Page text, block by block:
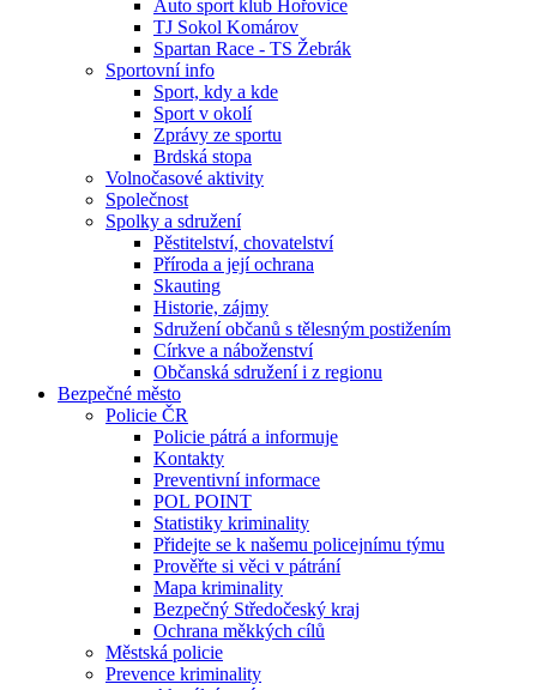
Auto sport klub Hořovice
TJ Sokol Komárov
Spartan Race - TS Žebrák
Sportovní info
Sport, kdy a kde
Sport v okolí
Zprávy ze sportu
Brdská stopa
Volnočasové aktivity
Společnost
Spolky a sdružení
Pěstitelství, chovatelství
Příroda a její ochrana
Skauting
Historie, zájmy
Sdružení občanů s tělesným postižením
Církve a náboženství
Občanská sdružení i z regionu
Bezpečné město
Policie ČR
Policie pátrá a informuje
Kontakty
Preventivní informace
POL POINT
Statistiky kriminality
Přidejte se k našemu policejnímu týmu
Prověřte si věci v pátrání
Mapa kriminality
Bezpečný Středočeský kraj
Ochrana měkkých cílů
Městská policie
Prevence kriminality